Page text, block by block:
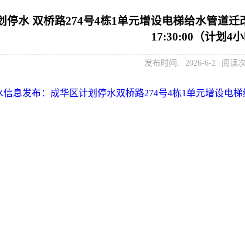
停水 双桥路274号4栋1单元增设电梯给水管道迁
17:30:00（计划4
发布时间: 2026-6-2 阅读
信息发布：成华区计划停水双桥路274号4栋1单元增设电